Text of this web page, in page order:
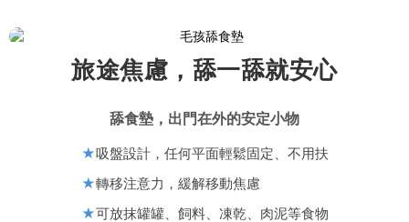
旅途焦慮，舔一舔就安心
舔食墊，出門在外的安定小物
★吸盤設計，任何平面輕鬆固定、不用扶
★轉移注意力，緩解移動焦慮
★可放抹罐罐、飼料、凍乾、肉泥等食物